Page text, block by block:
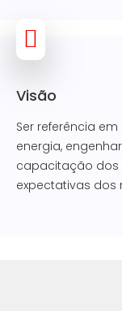
Visão
Ser referência
energia,
capacitação dos
expectativas dos